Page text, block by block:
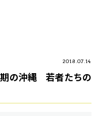
2018.07.14
の沖縄 若者たちの